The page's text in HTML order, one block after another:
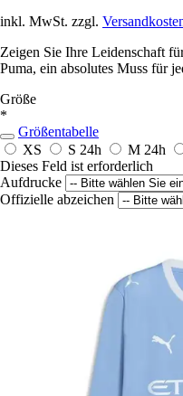
inkl. MwSt. zzgl.
Zeigen Sie Ihre Leidenschaft
Puma, ein absolutes Muss für
Größe
*
Größentabelle
XS
S 24h M 24h
Dieses Feld ist erforderlich
Aufdrucke
Offizielle abzeichen